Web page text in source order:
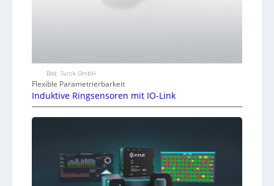
Bild: Turck GmbH
Flexible Parametrierbarkeit
Induktive Ringsensoren mit IO-Link